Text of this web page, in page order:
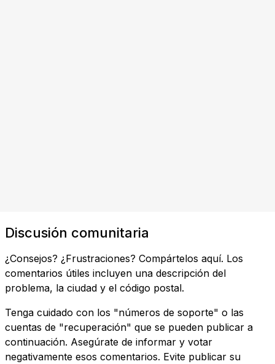
Discusión comunitaria
¿Consejos? ¿Frustraciones? Compártelos aquí. Los
comentarios útiles incluyen una descripción del
problema, la ciudad y el código postal.
Tenga cuidado con los "números de soporte" o las
cuentas de "recuperación" que se pueden publicar a
continuación. Asegúrate de informar y votar
negativamente esos comentarios. Evite publicar su